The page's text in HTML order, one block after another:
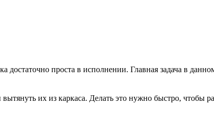
проста в исполнении. Главная задача в
их из каркаса. Делать это нужно быстро, чтобы